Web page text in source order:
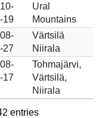
19
Ural
Mountains
27
Värtsilä
Niirala
17
Tohmajärvi,
Värtsilä,
Niirala
entries